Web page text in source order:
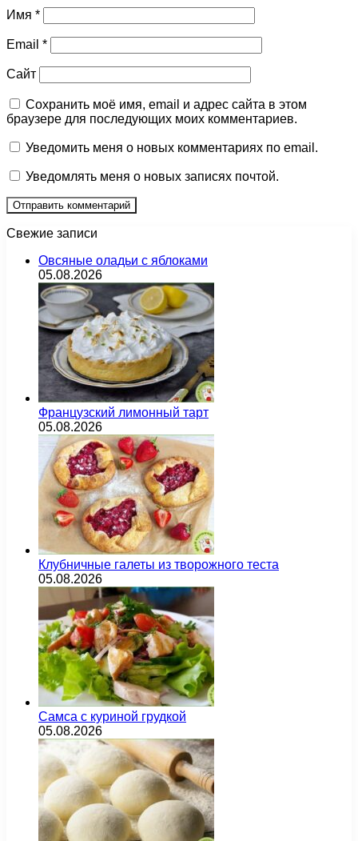
Имя *
Email *
Сайт
Сохранить моё имя, email и адрес сайта в этом
браузере для последующих моих комментариев.
Уведомить меня о новых комментариях по email.
Уведомлять меня о новых записях почтой.
Свежие записи
Овсяные оладьи с яблоками
05.08.2026
Французский лимонный тарт
05.08.2026
Клубничные галеты из творожного теста
05.08.2026
Самса с куриной грудкой
05.08.2026